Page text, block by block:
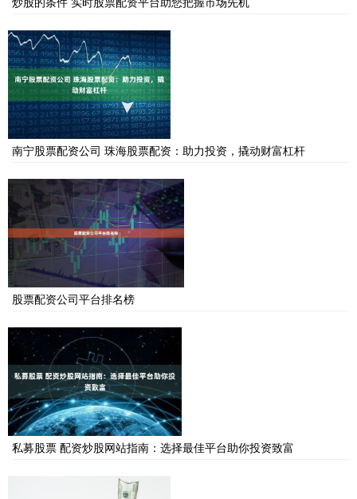
南宁股票配资公司 珠海股票配资：助力投资，撬动财富杠杆
股票配资公司平台排名榜
私募股票 配资炒股网站指南：选择最佳平台助你投资致富